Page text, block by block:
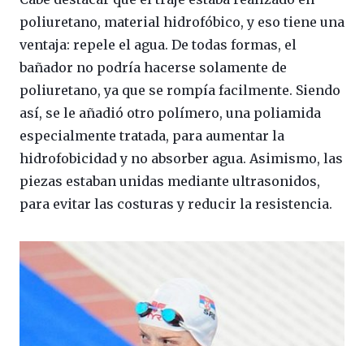
poliuretano, material hidrofóbico, y eso tiene una
ventaja: repele el agua. De todas formas, el
bañador no podría hacerse solamente de
poliuretano, ya que se rompía facilmente. Siendo
así, se le añadió otro polímero, una poliamida
especialmente tratada, para aumentar la
hidrofobicidad y no absorber agua. Asimismo, las
piezas estaban unidas mediante ultrasonidos,
para evitar las costuras y reducir la resistencia.